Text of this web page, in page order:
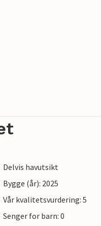
Delvis havutsikt
Bygge (år): 2025
Vår kvalitetsvurdering: 5
Senger for barn: 0